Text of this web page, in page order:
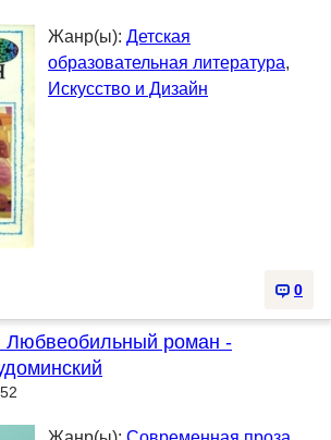
Жанр(ы): Детская
образовательная литература,
Искусство и Дизайн
0
Любвеобильный роман -